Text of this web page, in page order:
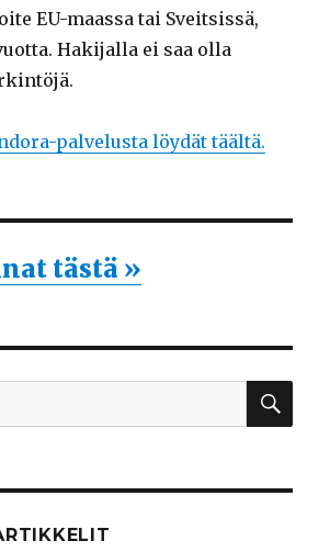
EU-maassa tai Sveitsissä,
Hakijalla ei saa olla
palvelusta löydät täältä.
tästä »